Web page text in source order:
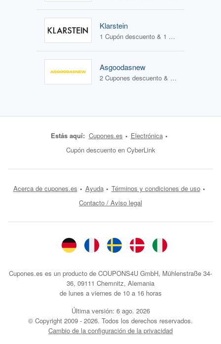
Klarstein
1 Cupón descuento & 1 Oferta
Asgoodasnew
2 Cupones descuento & 0 Ofertas
Estás aquí: Cupones.es
Electrónica
Cupón descuento en CyberLink
Acerca de cupones.es Ayuda
Términos y condiciones de uso
Contacto / Aviso legal
Cupones.es es un producto de COUPONS4U GmbH, Mühlenstraße 34-
36, 09111 Chemnitz, Alemania
de lunes a viernes de 10 a 16 horas
Última versión: 6 ago. 2026
© Copyright 2009 - 2026. Todos los derechos reservados.
Cambio de la configuración de la privacidad